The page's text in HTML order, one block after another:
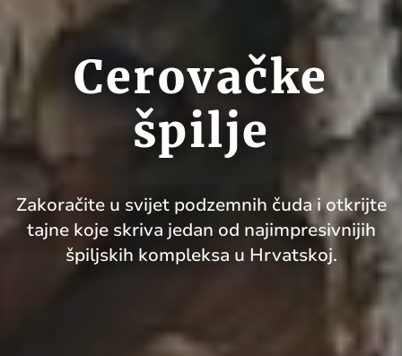
Cerovačke
špilje
Zakoračite u svijet podzemnih čuda i otkrijte
tajne koje skriva jedan od najimpresivnijih
špiljskih kompleksa u Hrvatskoj.